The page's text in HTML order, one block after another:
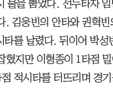
불을 뿜었다. 선두타자
. 김웅빈의 안타와 권혁
를 날렸다. 뒤이어 박
혔지만 이형종이 1타점
적시타를 터뜨리며 경